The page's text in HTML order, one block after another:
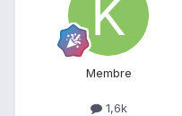
Membre
1,6k